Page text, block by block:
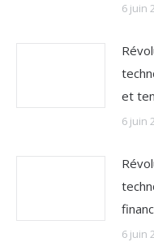
6 juin
et
6 juin
6 juin